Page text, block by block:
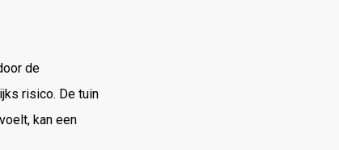
de
risico. De tuin
kan een